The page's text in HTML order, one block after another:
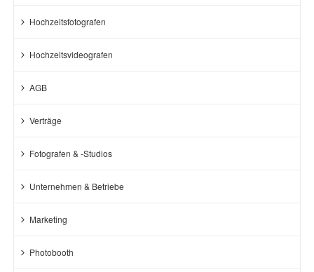
Hochzeitsfotografen
Hochzeitsvideografen
AGB
Verträge
Fotografen & -Studios
Unternehmen & Betriebe
Marketing
Photobooth